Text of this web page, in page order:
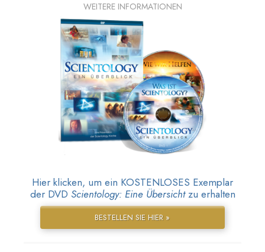
WEITERE INFORMATIONEN
Hier klicken, um ein KOSTENLOSES Exemplar
der DVD Scientology: Eine Übersichtzu erhalten
BESTELLEN SIE HIER »